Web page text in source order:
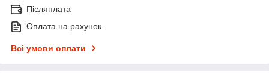
Післяплата
Оплата на рахунок
Всі умови оплати